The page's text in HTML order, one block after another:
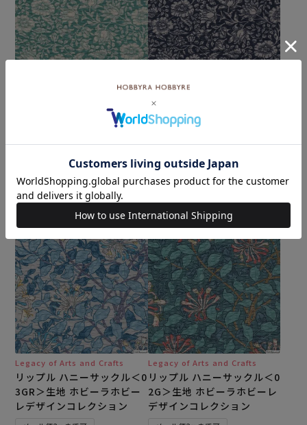
リップル マロウ＜02G＞生
地 ホビーラホビーレデザイ
ンコレクション
メール便2mまで可
¥308税込
カートに入れる
Legacy of Arts and Crafts
リップル マロウ＜01N＞生
地 ホビーラホビーレデザイ
ンコレクション
メール便2mまで可
¥308 税込
カートに入れる
Legacy of Arts and Crafts
リップル ハニーサックル＜0
3GR＞生地 ホビーラホビー
レデザインコレクション
Legacy of Arts and Crafts
リップル ハニーサックル＜0
2G＞生地 ホビーラホビーレ
デザインコレクション